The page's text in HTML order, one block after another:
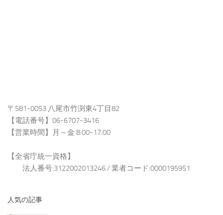
〒581-0053 八尾市竹渕東4丁目82
【電話番号】06-6707-3416
【営業時間】月～金 8:00-17:00
【全省庁統一資格】
法人番号:3122002013246 / 業者コード:0000195951
人気の記事